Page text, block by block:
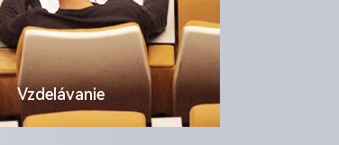
Vzdelávanie